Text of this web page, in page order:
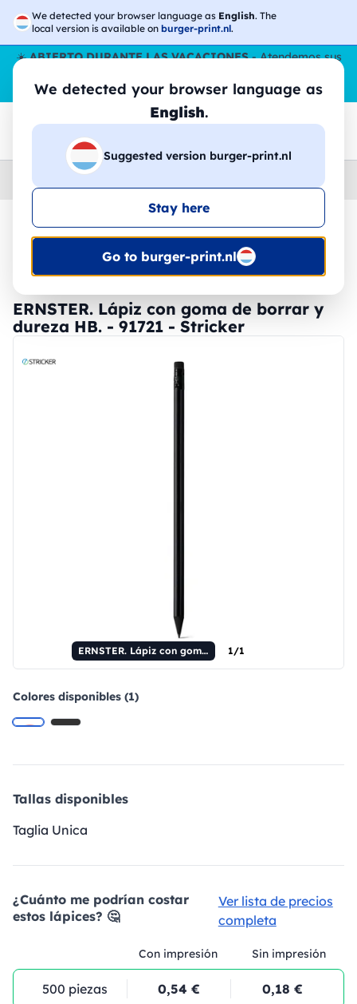
We detected your browser language as English. The
local version is available on burger-print.nl.
We detected your browser language as
English.
Suggested version burger-print.nl
Stay here
Go to burger-print.nl
☀️ABIERTO DURANTE LAS VACACIONES- Atendemos sus
pedidos durante todo el verano, incluso en agosto.
Sin parar
😎🌴
Home
🔥 -30% de impresión DTF
ERNSTER. Lápiz con goma de borrar y
dureza HB. - 91721 - Stricker
ERNSTER. Lápiz con goma de borrar y dureza HB. 1/1
Colores disponibles (1)
Tallas disponibles
Taglia Unica
¿Cuánto me podrían costar
estos lápices? 🤔
Ver lista de precios
completa
Con impresión Sin impresión
500 piezas 0,54 € 0,18 €